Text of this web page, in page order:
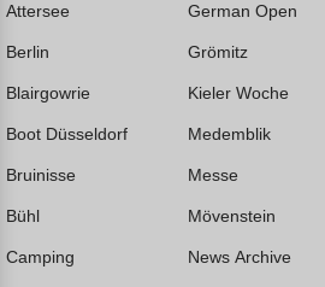
Attersee
Berlin
Blairgowrie
Boot Düsseldorf
Bruinisse
Bühl
Camping
German Open
Grömitz
Kieler Woche
Medemblik
Messe
Mövenstein
News Archive